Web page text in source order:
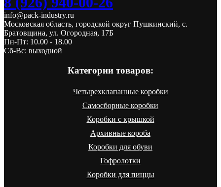
info@pack-industry.ru
Московская область, городской округ Пушкинский, с.
Братовщина, ул. Огородная, 17Б
Пн-Пт: 10.00 - 18.00
Сб-Вс: выходной
Категории товаров:
Четырехклапанные коробки
Самосборные коробки
Коробки с крышкой
Архивные короба
Коробки для обуви
Гофролотки
Коробки для пиццы